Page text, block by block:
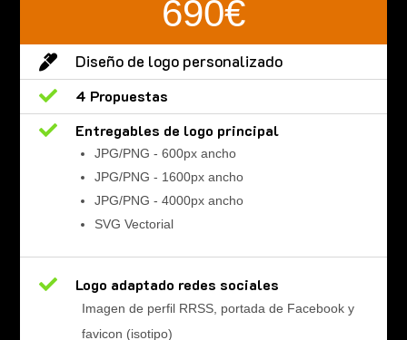
690€
 Diseño de logo personalizado

4 Propuestas

Entregables de logo principal
JPG/PNG - 600px ancho
JPG/PNG - 1600px ancho
JPG/PNG - 4000px ancho
SVG Vectorial
 Logo adaptado redes sociales
Imagen de perfil RRSS, portada de Facebook y
favicon (isotipo)